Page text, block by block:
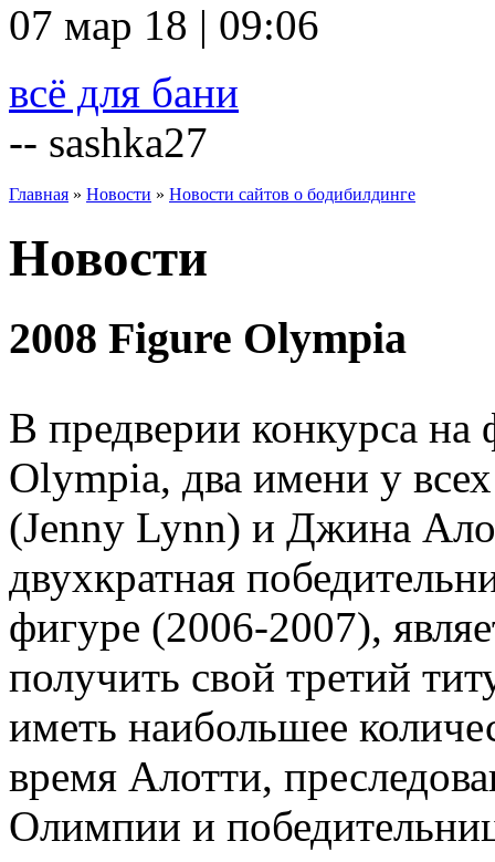
07 мар 18 | 09:06
всё для бани
-- sashka27
Главная » Новости » Новости сайтов о бодибилдинге
Новости
2008 Figure Olympia
В предверии конкурса
Olympia, два имени у
(Jenny Lynn) и Джина
двухкратная
фигуре (2006-2007),
получить свой третий
иметь наибольшее
время Алотти,
Олимпии и